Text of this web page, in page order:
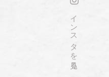
インスタを見る